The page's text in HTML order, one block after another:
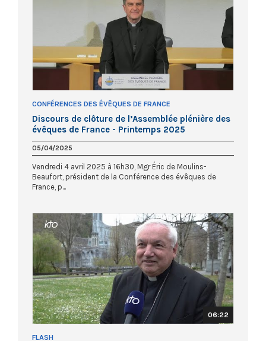
CONFÉRENCES DES ÉVÊQUES DE FRANCE
Discours de clôture de l’Assemblée plénière des
évêques de France - Printemps 2025
05/04/2025
Vendredi 4 avril 2025 à 16h30, Mgr Éric de Moulins-
Beaufort, président de la Conférence des évêques de
France, p...
06:22
FLASH